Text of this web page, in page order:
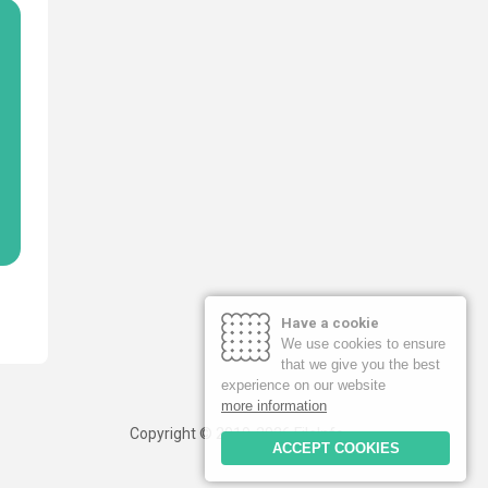
Copyright © 2019-2026 FileInfo
Have a cookie
We use cookies to ensure
that we give you the best
experience on our website
more information
ACCEPT COOKIES